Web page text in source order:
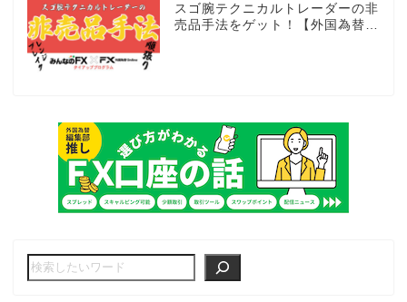
スゴ腕テクニカルトレーダーの非
売品手法をゲット！【外国為替×